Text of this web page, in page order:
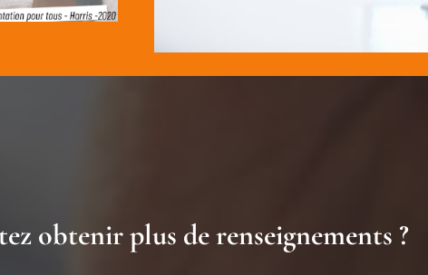
obtenir plus de renseignements ?